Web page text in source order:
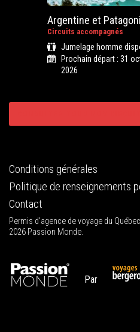
Argentine et
Circuits accompagnés
Jumelage homme
Prochain départ : 31
2026
Conditions générales
Politique de renseignements
Contact
Permis d'agence de voyage du
2026 Passion Monde.
Par